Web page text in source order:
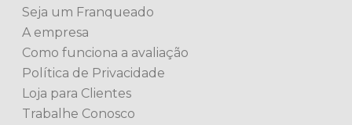
Seja um Franqueado
A empresa
Como funciona a avaliação
Política de Privacidade
Loja para Clientes
Trabalhe Conosco